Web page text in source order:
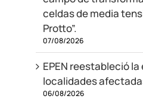
celdas de media
Protto”.
07/08/2026
EPEN reestableció
localidades
06/08/2026